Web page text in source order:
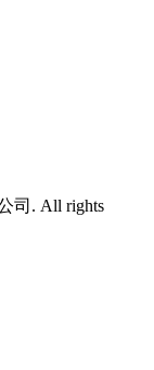
司. All rights